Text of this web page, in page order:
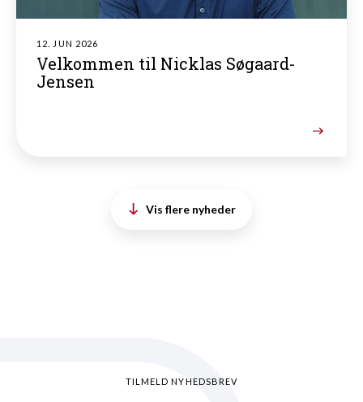
12. JUN 2026
Velkommen til Nicklas Søgaard-
Jensen
Vis flere nyheder
TILMELD NYHEDSBREV